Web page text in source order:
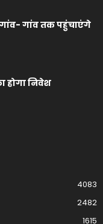
गांव तक पहुंचाएंगे
होगा निवेश
4083
2482
1615